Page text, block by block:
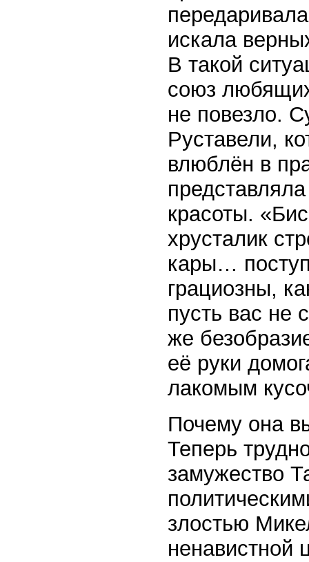
искала
В такой
союз
не повезло.
Руставели,
влюблён в
красоты.
хрусталик
кары…
грациозны,
пусть вас не
же
её руки
лакомым
Почему она
Теперь
замужество
злостью
ненавистной